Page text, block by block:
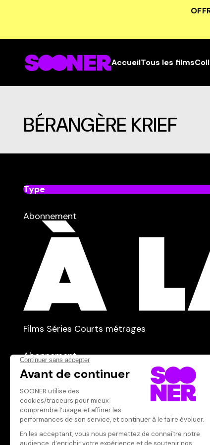
AccueilTous les films
BÉRANGÈRE KRIEF
Type
dans
Abonnement
Films Séries Courts métrages
Abonnement